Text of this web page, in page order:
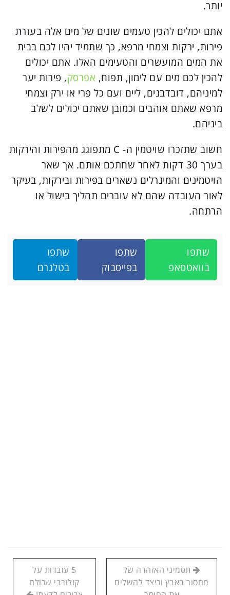
יותר.
אתם יכולים להכין טעמים שונים של מים אלה בעזרת
פירות, ירקות וצמחי מרפא, כך שתמיד יהיו לכם בבית
את המים המועשרים והטעימים האלו. אתם יכולים
להכין לכם מים עם לימון, תפוח, אפרסק, פירות יער
למיניהם, דובדבנים, ליים ועם כל פרי או ירק וצמחי
מרפא שאתם אוהבים וכמובן שאתם יכולים לשלב
ביניהם.
חשוב שתזכרו שויטמין ה- C מתפוגג מהפירות והירקות
בערך 30 דקות לאחר שחתכם אותם. אך שאר
הויטמינים והמינרלים נשארים בפירות ובירקות, בעיקר
לאור העובדה שהם לא עוברים תהליך בישול או
הרתחה.
שתפו
בוואטסאפ
שתפו
בפייסבוק
שתפו
בטלגרם
תסמיני האזהרה של
מחסור באבץ וכיצד להשלים
5 עובדות על
קולורבי שכולם